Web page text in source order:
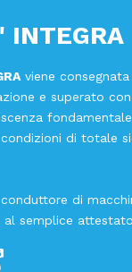
INTEGRA
viene
e superato
di totale
di
semplice